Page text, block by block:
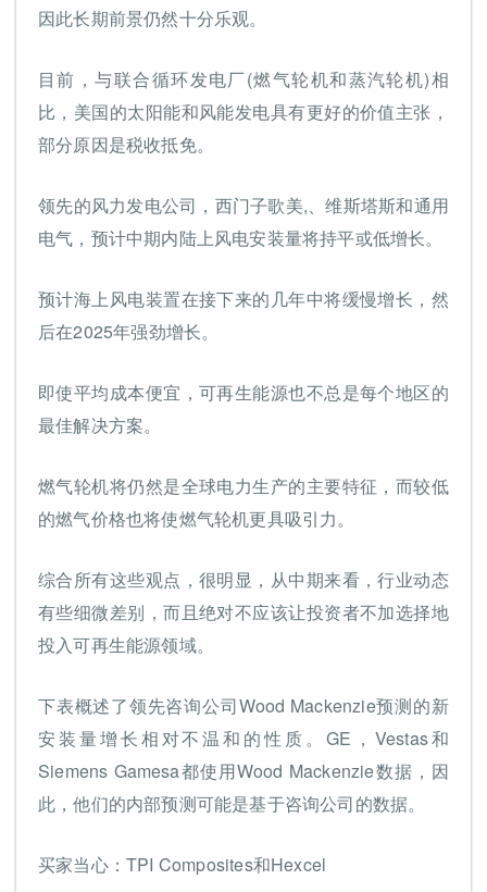
因此长期前景仍然十分乐观​​。
目前，与联合循环发电厂(燃气轮机和蒸汽轮机)相
比，美国的太阳能和风能发电具有更好的价值主张，
部分原因是税收抵免。
领先的风力发电公司，西门子歌美,、维斯塔斯和通用
电气，预计中期内陆上风电安装量将持平或低增长。
预计海上风电装置在接下来的几年中将缓慢增长，然
后在2025年强劲增长。
即使平均成本便宜，可再生能源也不总是每个地区的
最佳解决方案。
燃气轮机将仍然是全球电力生产的主要特征，而较低
的燃气价格也将使燃气轮机更具吸引力。
综合所有这些观点，很明显，从中期来看，行业动态
有些细微差别，而且绝对不应该让投资者不加选择地
投入可再生能源领域。
下表概述了领先咨询公司Wood Mackenzie预测的新
安装量增长相对不温和的性质。GE，Vestas和
Siemens Gamesa都使用Wood Mackenzie数据，因
此，他们的内部预测可能是基于咨询公司的数据。
买家当心：TPI Composites和Hexcel